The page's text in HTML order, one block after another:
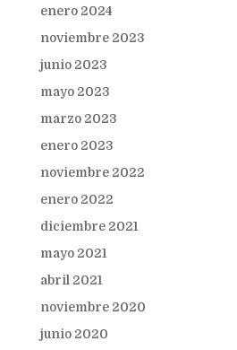
enero 2024
noviembre 2023
junio 2023
mayo 2023
marzo 2023
enero 2023
noviembre 2022
enero 2022
diciembre 2021
mayo 2021
abril 2021
noviembre 2020
junio 2020